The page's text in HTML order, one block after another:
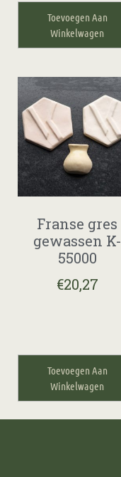
Toevoegen Aan
Winkelwagen
Franse gres
gewassen K-
55000
€20,27
Toevoegen Aan
Winkelwagen